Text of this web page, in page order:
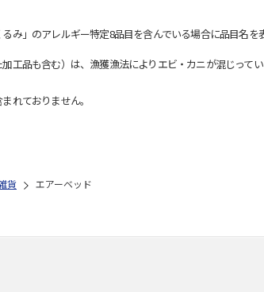
」のアレルギー特定8品目を含んでいる場合に品目名を
品も含む）は、漁獲漁法によりエビ・カニが混じって
れておりません。
貨 エアーベッド